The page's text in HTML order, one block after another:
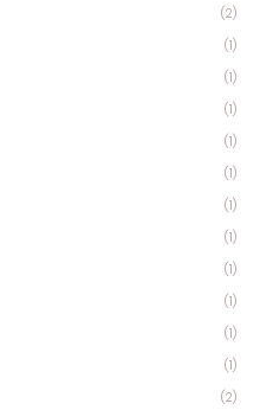
(2)
(1)
(1)
(1)
(1)
(1)
(1)
(1)
(1)
(1)
(1)
(1)
(2)